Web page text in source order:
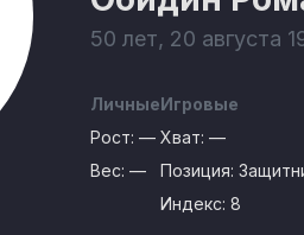
50 лет, 20 августа
Личные
Рост: —
Вес: —
Игровые
Хват: —
Позиция:
Индекс: 8